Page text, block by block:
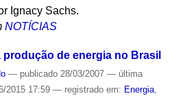
Ignacy Sachs.
NOTÍCIAS
produção de energia no Brasil
— publicado28/03/2007 — última
2015 17:59 — registrado em: Energia,